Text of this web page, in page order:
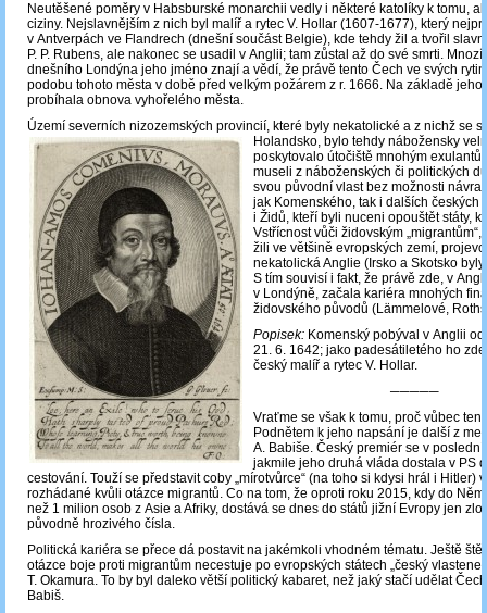
Neutěšené poměry v Habsburské monarchii vedly i některé katolíky k tomu,
ciziny. Nejslavnějším z nich byl malíř a rytec V. Hollar (1607-1677), který
v Antverpách ve Flandrech (dnešní součást Belgie), kde tehdy žil a tvořil
P. P. Rubens, ale nakonec se usadil v Anglii; tam zůstal až do své smrti.
dnešního Londýna jeho jméno znají a vědí, že právě tento Čech ve svých
podobu tohoto města v době před velkým požárem z r. 1666. Na základě jeho
probíhala obnova vyhořelého města.
Území severních nizozemských provincií, které byly nekatolické a z nichž se s
Holandsko, bylo tehdy nábožensky
poskytovalo útočiště mnohým
museli z náboženských či politických
svou původní vlast bez možnosti
jak Komenského, tak i dalších českých
i Židů, kteří byli nuceni opouštět státy,
Vstřícnost vůči židovským
žili ve většině evropských zemí,
nekatolická Anglie (Irsko a Skotsko
S tím souvisí i fakt, že právě zde, v
v Londýně, začala kariéra mnohých
židovského původů (Lämmelové,
Popisek: Komenský pobýval v Anglii
21. 6. 1642; jako padesátiletého ho
český malíř a rytec V. Hollar.
─────
Vraťme se však k tomu, proč vůbec
Podnětem k jeho napsání je další z
A. Babiše. Český premiér se v
jakmile jeho druhá vláda dostala v PS
cestování. Touží se představit coby „mírotvůrce“ (na toho si kdysi hrál i Hitler)
rozhádané kvůli otázce migrantů. Co na tom, že oproti roku 2015, kdy do
než 1 milion osob z Asie a Afriky, dostává se dnes do států jižní Evropy jen
původně hrozivého čísla.
Politická kariéra se přece dá postavit na jakémkoli vhodném tématu. Ještě
otázce boje proti migrantům necestuje po evropských státech „český
T. Okamura. To by byl daleko větší politický kabaret, než jaký stačí udělat
Babiš.